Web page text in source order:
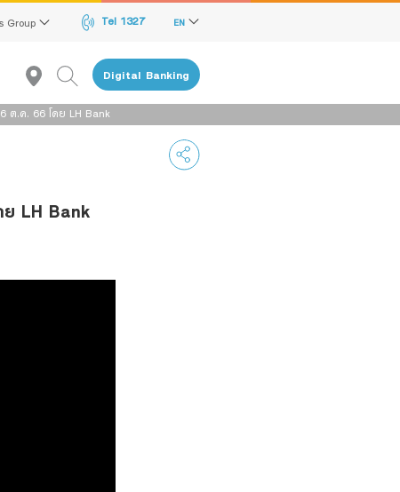
Group Tel 1327 EN
Digital Banking
ต.ค. 66 โดย LH Bank
LH Bank